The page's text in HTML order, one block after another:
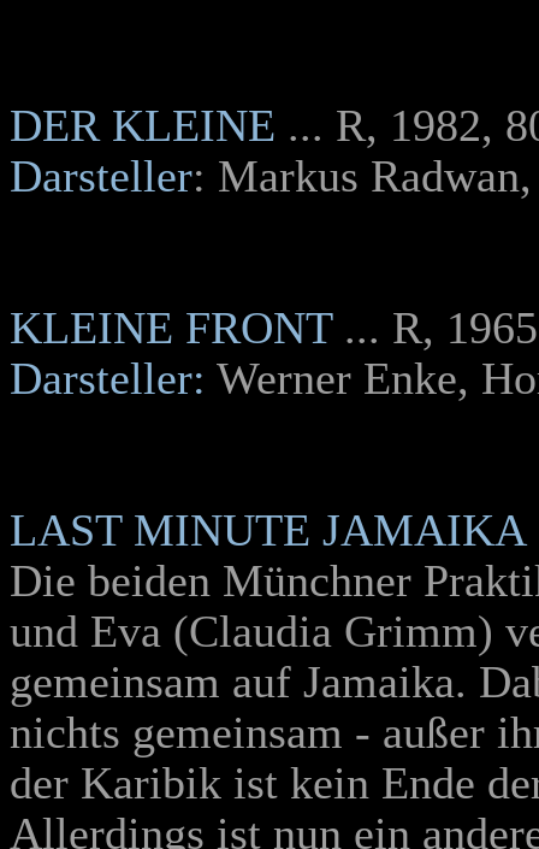
DER KLEINE ... R, 1982,
Darsteller: Markus
KLEINE FRONT... R,
Darsteller: Werner Enke,
LAST MINUTE JAMAIKA
Die beiden Münchner
und Eva (Claudia Grimm) v
gemeinsam auf Jamaika.
nichts gemeinsam - außer
der Karibik ist kein Ende
Allerdings ist nun ein